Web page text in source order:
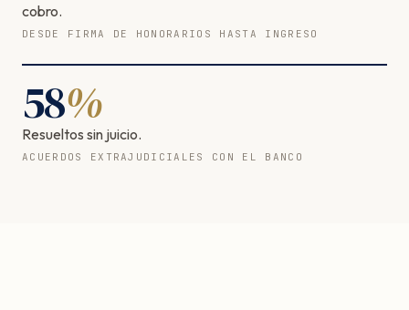
cobro.
DESDE FIRMA DE HONORARIOS HASTA INGRESO
58%
Resueltos sin juicio.
ACUERDOS EXTRAJUDICIALES CON EL BANCO